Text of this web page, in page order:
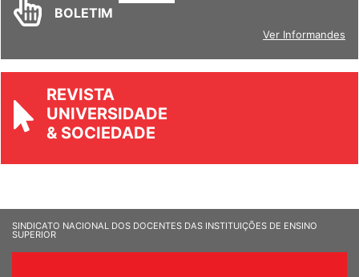
BOLETIM
Ver Informandes
REVISTA
UNIVERSIDADE
& SOCIEDADE
SINDICATO NACIONAL DOS DOCENTES DAS INSTITUIÇÕES DE ENSINO
SUPERIOR